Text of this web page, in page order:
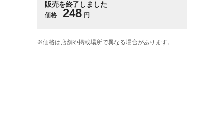
販売を終了しました
価格 248 円
※価格は​店舗や​掲載場所で​異なる​場合が​あります。